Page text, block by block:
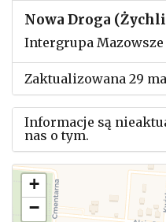
Nowa Droga
Intergrupa Mazowsze
Zaktualizowana 29
Informacje są
nas o tym.
Użyj tego formularza
zmianach w
+
−